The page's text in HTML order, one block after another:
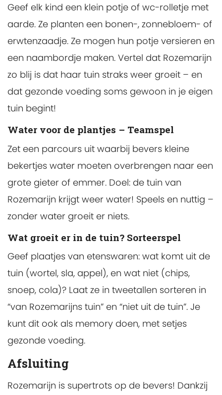
Geef elk kind een klein potje of wc-rolletje met
aarde. Ze planten een bonen-, zonnebloem- of
erwtenzaadje. Ze mogen hun potje versieren en
een naambordje maken. Vertel dat Rozemarijn
zo blij is dat haar tuin straks weer groeit – en
dat gezonde voeding soms gewoon in je eigen
tuin begint!
Water voor de plantjes – Teamspel
Zet een parcours uit waarbij bevers kleine
bekertjes water moeten overbrengen naar een
grote gieter of emmer. Doel: de tuin van
Rozemarijn krijgt weer water! Speels en nuttig –
zonder water groeit er niets.
Wat groeit er in de tuin? Sorteerspel
Geef plaatjes van etenswaren: wat komt uit de
tuin (wortel, sla, appel), en wat niet (chips,
snoep, cola)? Laat ze in tweetallen sorteren in
“van Rozemarijns tuin” en “niet uit de tuin”. Je
kunt dit ook als memory doen, met setjes
gezonde voeding.
Afsluiting
Rozemarijn is supertrots op de bevers! Dankzij